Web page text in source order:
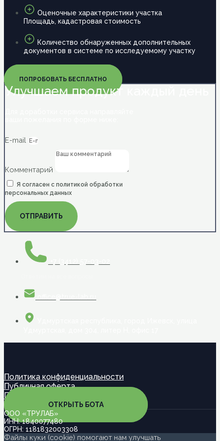
Оценочные характеристики участка
Площадь, кадастровая стоимость
Количество обнаруженных дополнительных
документов в системе по исследуемому участку
ПОПРОБОВАТЬ БЕСПЛАТНО
Улучшаем продукт каждый день
E-mail
Комментарий
Я согласен с политикой обработки
персональных данных
ОТПРАВИТЬ
Политика конфиденциальности
Публичная оферта
Партнерская программа
ОТКРЫТЬ БОТА
ООО «ТРУЛАБ»
ИНН: 1840077480
ОГРН: 1181832003308
Файлы куки (cookie) помогают нам улучшать